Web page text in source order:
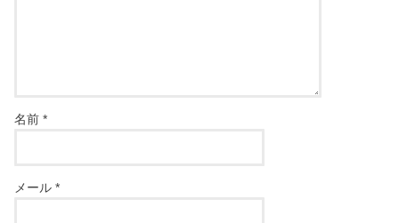
名前*
メール*